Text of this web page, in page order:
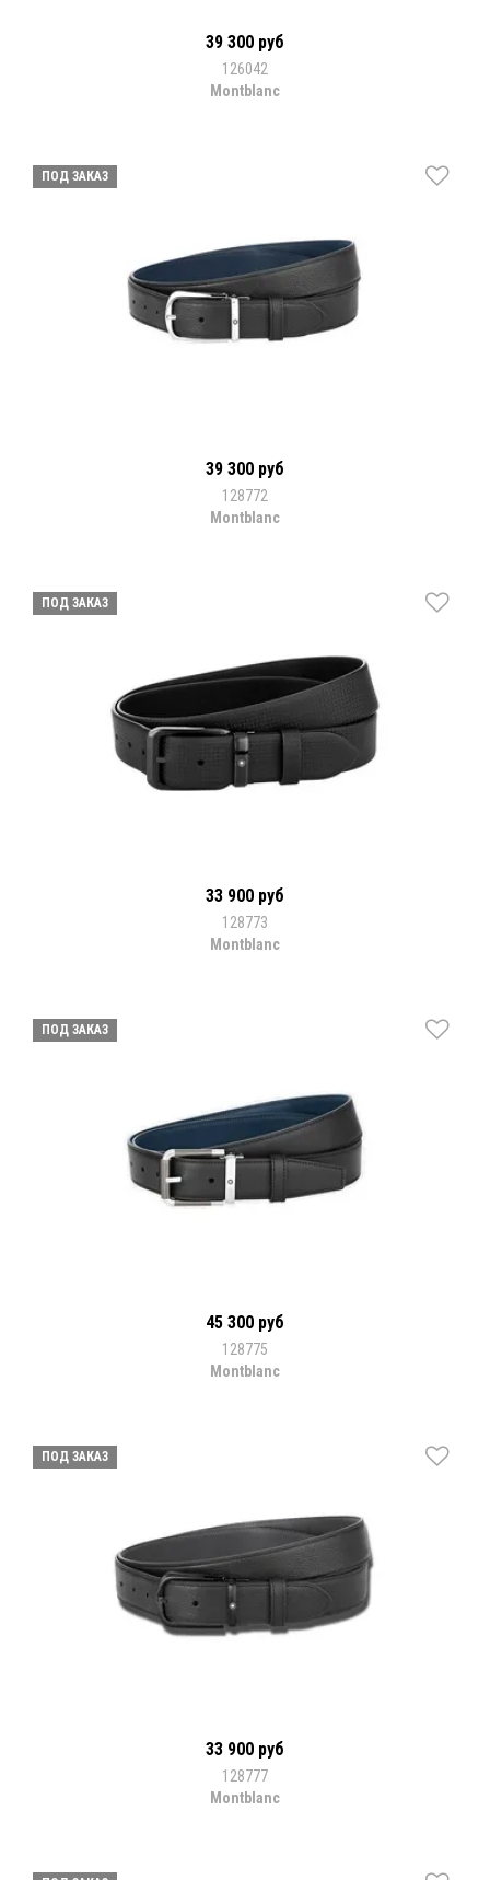
39 300 руб
126042
Montblanc
ПОД ЗАКАЗ
39 300 руб
128772
Montblanc
ПОД ЗАКАЗ
33 900 руб
128773
Montblanc
ПОД ЗАКАЗ
45 300 руб
128775
Montblanc
ПОД ЗАКАЗ
33 900 руб
128777
Montblanc